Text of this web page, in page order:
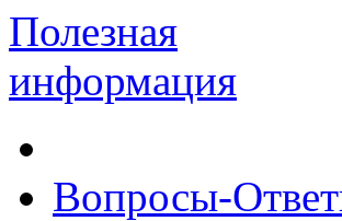
Полезная
информация
Вопросы-